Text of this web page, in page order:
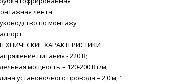
лента
по монтажу
ХАРАКТЕРИСТИКИ
питания - 220 В;
мощность – 120-200 Вт/м;
установочного провода – 2,0 м; "